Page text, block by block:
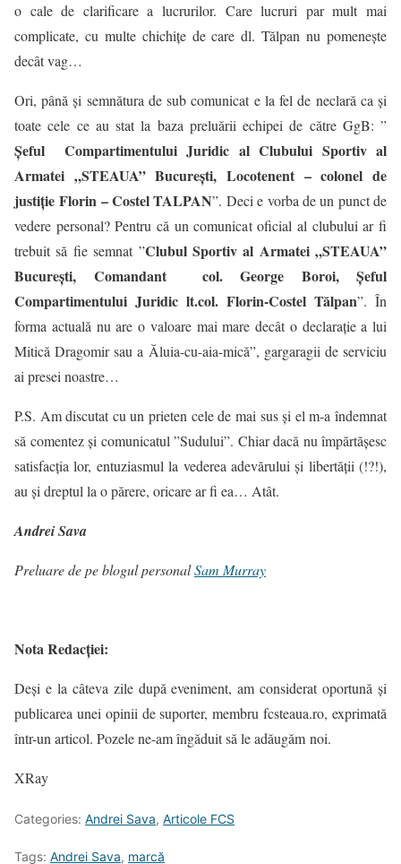
o cale de clarificare a lucrurilor. Care lucruri par mult mai
complicate, cu multe chichițe de care dl. Tălpan nu pomenește
decât vag…
Ori, până și semnătura de sub comunicat e la fel de neclară ca și
toate cele ce au stat la baza preluării echipei de către GgB: ”
Şeful Compartimentului Juridic al Clubului Sportiv al
Armatei „STEAUA” Bucureşti, Locotenent – colonel de
justiţie Florin – Costel TALPAN”. Deci e vorba de un punct de
vedere personal? Pentru că un comunicat oficial al clubului ar fi
trebuit să fie semnat ”Clubul Sportiv al Armatei „STEAUA”
Bucureşti, Comandant col. George Boroi, Șeful
Compartimentului Juridic lt.col. Florin-Costel Tălpan”. În
forma actuală nu are o valoare mai mare decât o declarație a lui
Mitică Dragomir sau a Ăluia-cu-aia-mică”, gargaragii de serviciu
ai presei noastre…
P.S. Am discutat cu un prieten cele de mai sus și el m-a îndemnat
să comentez și comunicatul ”Sudului”. Chiar dacă nu împărtășesc
satisfacția lor, entuziasmul la vederea adevărului și libertății (!?!),
au și dreptul la o părere, oricare ar fi ea… Atât.
Andrei Sava
Preluare de pe blogul personalSam Murray
NotaRedacției:
Deși e la câteva zile după eveniment, am considerat oportună și
publicarea unei opinii de suporter, membru fcsteaua.ro, exprimată
într-un articol. Pozele ne-am îngăduit să le adăugăm noi.
XRay
Categories: Andrei Sava, Articole FCS
Tags: Andrei Sava, marcă